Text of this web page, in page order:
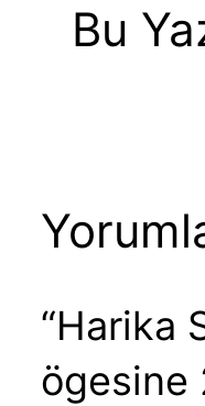
Bu
“Harika
ögesine